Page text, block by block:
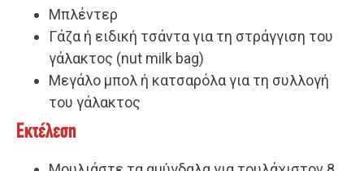
Μπλέντερ
Γάζα ή ειδική τσάντα για τη στράγγιση του
γάλακτος (nut milk bag)
Μεγάλο μπολ ή κατσαρόλα για τη συλλογή
του γάλακτος
Εκτέλεση